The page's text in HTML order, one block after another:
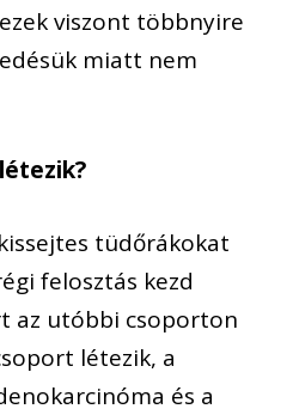
viszont többnyire
miatt nem
tüdőrákokat
felosztás kezd
az utóbbi csoporton
létezik, a
és a